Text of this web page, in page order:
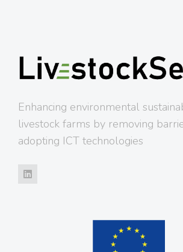
Enhancing environmental
livestock farms by removing
adopting ICT technologies